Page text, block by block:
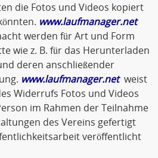
die Fotos und Videos kopiert
www.laufmanager.net
werden für Art und Form
wie z. B. für das Herunterladen
deren anschließender
www.laufmanager.netweist
Widerrufs Fotos und Videos
im Rahmen der Teilnahme
des Vereins gefertigt
veröffentlicht